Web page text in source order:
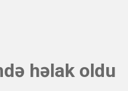
həlak oldu